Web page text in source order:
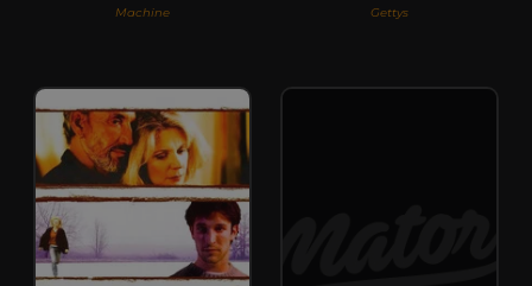
Machine Gettys